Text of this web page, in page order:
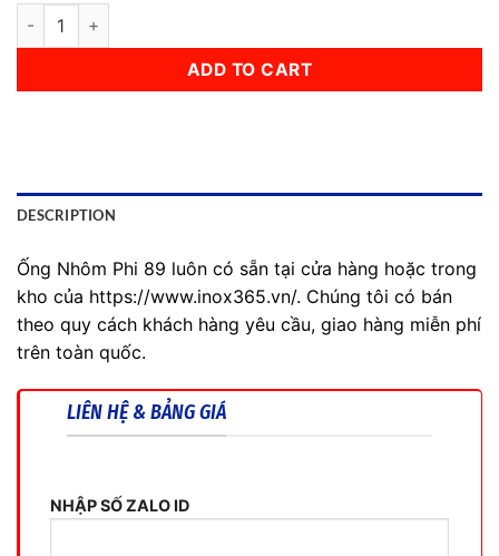
Ống Nhôm Phi 89 quantity
ADD TO CART
DESCRIPTION
Ống Nhôm Phi 89 luôn có sẵn tại cửa hàng hoặc trong
kho của https://www.inox365.vn/. Chúng tôi có bán
theo quy cách khách hàng yêu cầu, giao hàng miễn phí
trên toàn quốc.
LIÊN HỆ & BẢNG GIÁ
NHẬP SỐ ZALO ID